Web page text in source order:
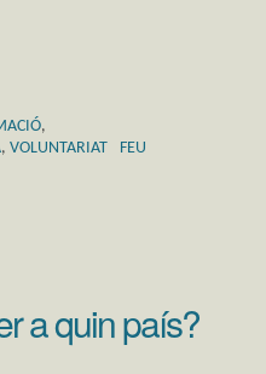
,
, VOLUNTARIAT
FEU
a quin país?